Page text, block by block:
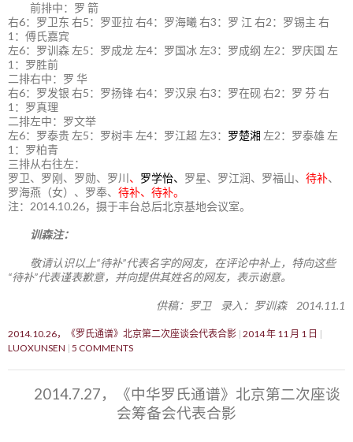
前排中：罗 箭
右6：罗卫东 右5：罗亚拉 右4：罗海曦 右3：罗 江 右2：罗锡主 右
1：傅氏嘉宾
左6：罗训森 左5：罗成龙 左4：罗国冰 左3：罗成纲 左2：罗庆国 左
1：罗胜前
二排右中：罗 华
右6：罗发银 右5：罗扬锋 右4：罗汉泉 右3：罗在砚 右2：罗 芬 右
1：罗真理
二排左中：罗文举
左6：罗泰贵 左5：罗树丰 左4：罗江超 左3： 罗楚湘 左2：罗泰雄 左
1：罗柏青
三排从右往左：
罗卫、罗刚、罗勋、罗川 、 罗学怡、 罗星、罗江润、罗福山、 待补、
罗海燕（女）、罗奉、 待补、待补。
注：2014.10.26，摄于丰台总后北京基地会议室。
训森注：
敬请认识以上“待补”代表名字的网友，在评论中补上，特向这些
“待补”代表谨表歉意，并向提供其姓名的网友，表示谢意。
供稿：罗卫 录入：罗训森 2014.11.1
2014.10.26，《罗氏通谱》北京第二次座谈会代表合影 2014 年 11 月 1 日
LUOXUNSEN 5 COMMENTS
2014.7.27，《中华罗氏通谱》北京第二次座谈
会筹备会代表合影